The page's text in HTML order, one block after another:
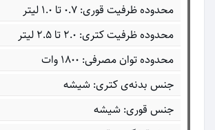
محدوده ظرفیت قوری: ۰.۷ تا ۱.۰ لیتر
محدوده ظرفیت کتری: ۲.۰ تا ۲.۵ لیتر
محدوده توان مصرفی: ۱۸۰۰ وات
جنس بدنه‌ی کتری: شیشه
جنس قوری: شیشه